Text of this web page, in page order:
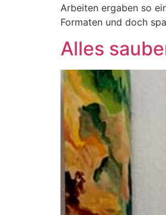
Arbeiten ergaben so
Formaten und doch
Alles